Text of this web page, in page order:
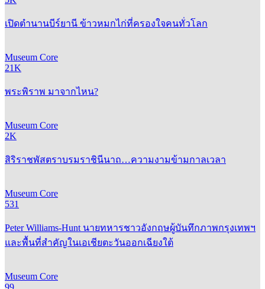
เปิดตำนานบีร์ยานี ข้าวหมกไก่ที่ครองใจคนทั่วโลก
21K
พระพิราพ มาจากไหน?
2K
สิริราชพัสตราบรมราชินีนาถ…ความงามข้ามกาลเวลา
531
Peter Williams-Hunt นายทหารชาวอังกฤษผู้บันทึกภาพกรุงเทพฯ
และพื้นที่สำคัญในเอเชียตะวันออกเฉียงใต้
99